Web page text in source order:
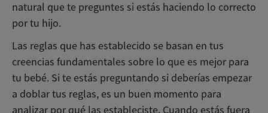
natural que te preguntes si estás haciendo lo correcto
por tu hijo.
Las reglas que has establecido se basan en tus
creencias fundamentales sobre lo que es mejor para
tu bebé. Si te estás preguntando si deberías empezar
a doblar tus reglas, es un buen momento para
analizar por qué las estableciste. Cuando estás fuera